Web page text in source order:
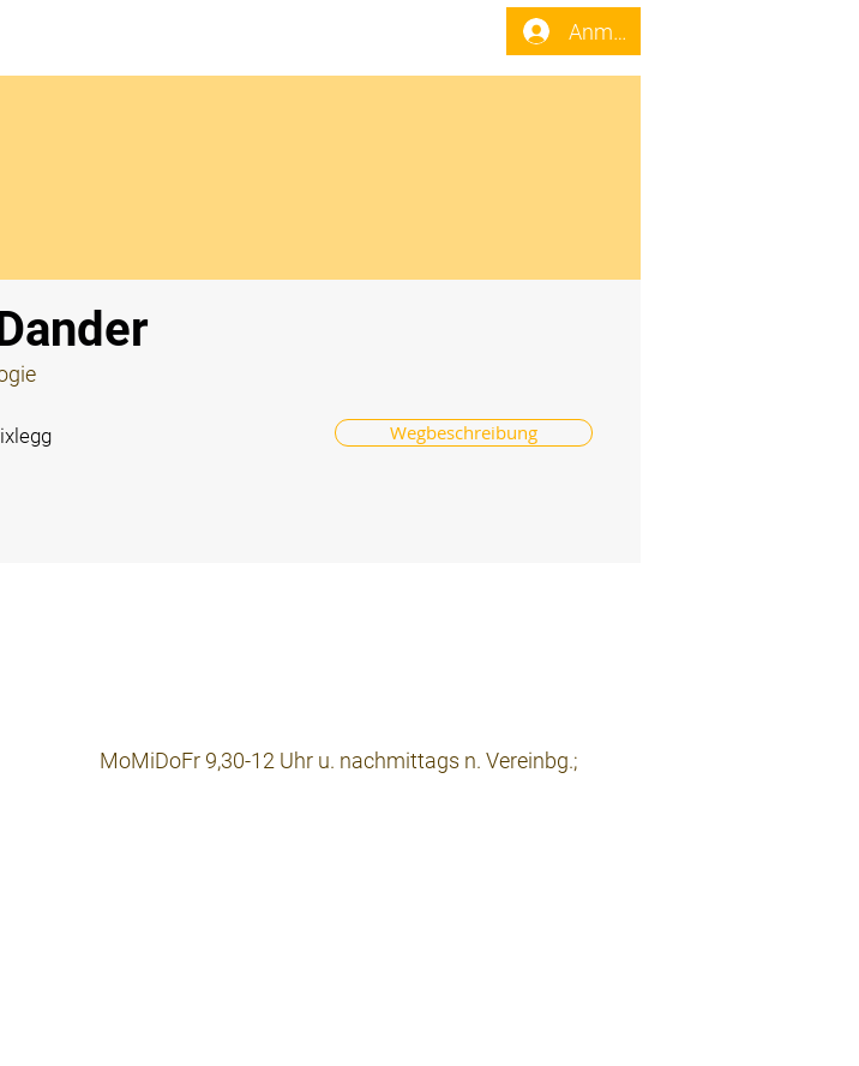
Anmelden
Wegbeschreibung
MoMiDoFr 9,30-12 Uhr u. nachmittags n. Vereinbg.;